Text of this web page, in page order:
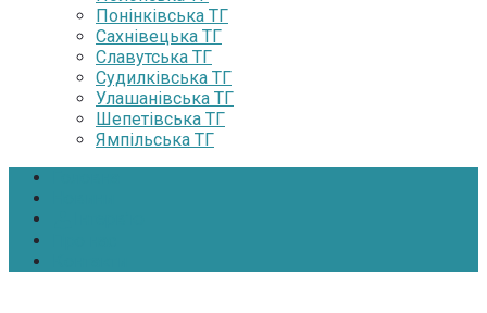
Понінківська ТГ
Сахнівецька ТГ
Славутська ТГ
Судилківська ТГ
Улашанівська ТГ
Шепетівська ТГ
Ямпільська ТГ